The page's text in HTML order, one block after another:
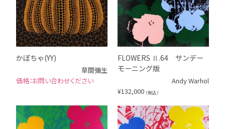
かぼちゃ(YY)
草間彌生
お問い合わせください
FLOWERS Ⅱ.64 サンデー
モーニング版
Andy Warhol
¥132,000 （税込）